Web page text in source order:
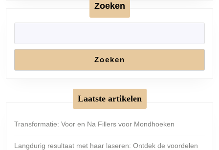
Zoeken
Zoeken
Laatste artikelen
Transformatie: Voor en Na Fillers voor Mondhoeken
Langdurig resultaat met haar laseren: Ontdek de voordelen